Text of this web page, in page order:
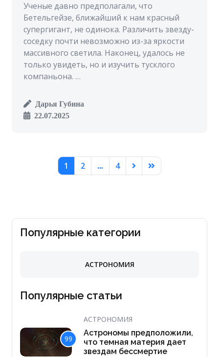
Ученые давно предполагали, что
Бетельгейзе, ближайший к нам красный
супергигант, не одинока. Различить звезду-
соседку почти невозможно из-за яркости
массивного светила. Наконец, удалось не
только увидеть, но и изучить тусклого
компаньона. …
Дарья Губина
22.07.2025
1 2 ... 4
Популярные категории
АСТРОНОМИЯ
Популярные статьи
99
АСТРОНОМИЯ
Астрономы предположили,
что темная материя дает
звездам бессмертие